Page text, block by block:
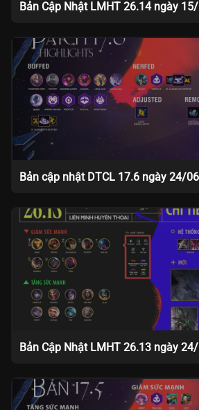
Bản Cập Nhật LMHT 26.14 ngày
Bản cập nhật DTCL 17.6 ngày 24/
Bản Cập Nhật LMHT 26.13 ngày